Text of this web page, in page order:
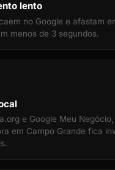
lento
no Google e afastam
menos de 3 segundos.
e Google Meu
em Campo Grande fica